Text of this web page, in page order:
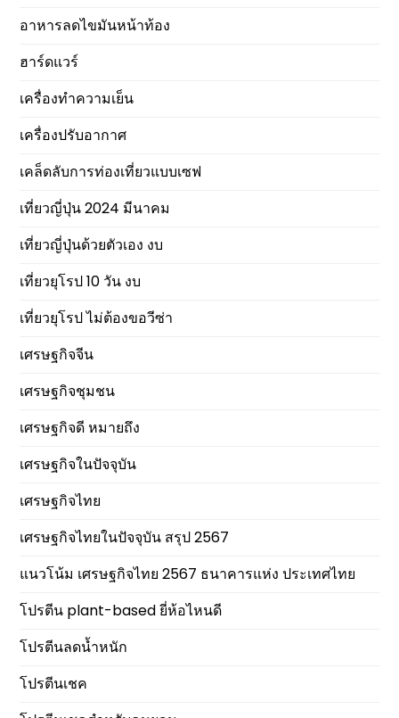
อาหารลดไขมันหน้าท้อง
ฮาร์ดแวร์
เครื่องทำความเย็น
เครื่องปรับอากาศ
เคล็ดลับการท่องเที่ยวแบบเซฟ
เที่ยวญี่ปุ่น 2024 มีนาคม
เที่ยวญี่ปุ่นด้วยตัวเอง งบ
เที่ยวยุโรป 10 วัน งบ
เที่ยวยุโรป ไม่ต้องขอวีซ่า
เศรษฐกิจจีน
เศรษฐกิจชุมชน
เศรษฐกิจดี หมายถึง
เศรษฐกิจในปัจจุบัน
เศรษฐกิจไทย
เศรษฐกิจไทยในปัจจุบัน สรุป 2567
แนวโน้ม เศรษฐกิจไทย 2567 ธนาคารแห่ง ประเทศไทย
โปรตีน plant-based ยี่ห้อไหนดี
โปรตีนลดน้ำหนัก
โปรตีนเชค